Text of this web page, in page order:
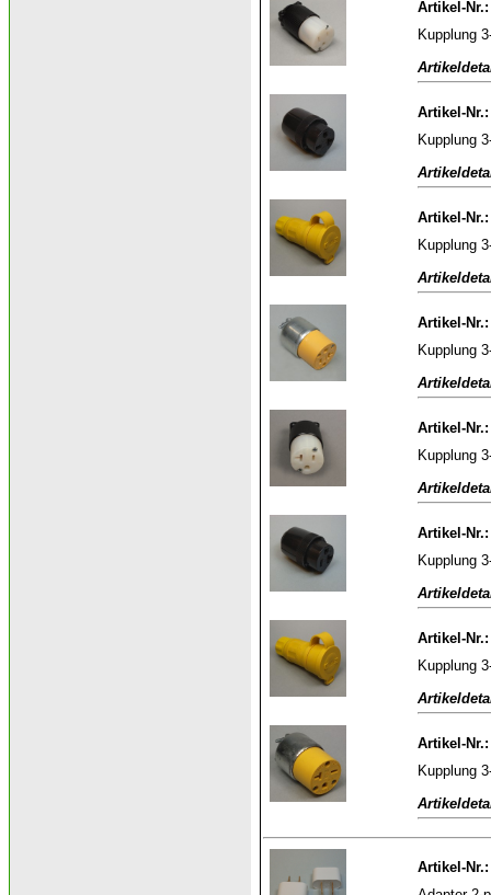
Artikel-Nr.:
Kupplung
Artikel-Nr.:
Kupplung
Artikel-Nr.:
Kupplung
Artikel-Nr.:
Kupplung
Artikel-Nr.:
Kupplung
Artikel-Nr.:
Kupplung
Artikel-Nr.:
Kupplung
Artikel-Nr.:
Kupplung
Artikel-Nr.: